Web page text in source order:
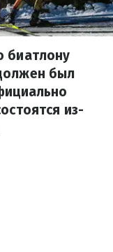
биатлону
был
из-